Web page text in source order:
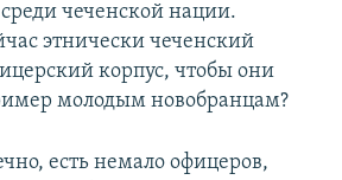
чеченской нации.
этнически чеченский
корпус, чтобы они
молодым новобранцам?
есть немало офицеров,